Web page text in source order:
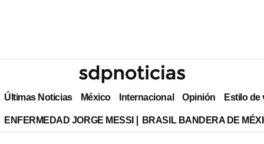
Últimas Noticias México Internacional Opinión Estilo de
ENFERMEDAD JORGE MESSI BRASIL BANDERA DE